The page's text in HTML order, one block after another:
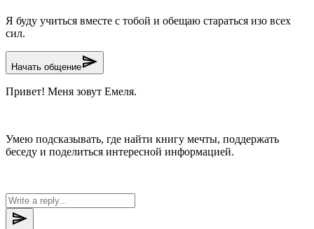
Я буду учиться вместе с тобой и обещаю стараться изо всех
сил.
Начать общениеsend
Привет! Меня зовут Емеля.
Умею подсказывать, где найти книгу мечты, поддержать
беседу и поделиться интересной информацией.
send